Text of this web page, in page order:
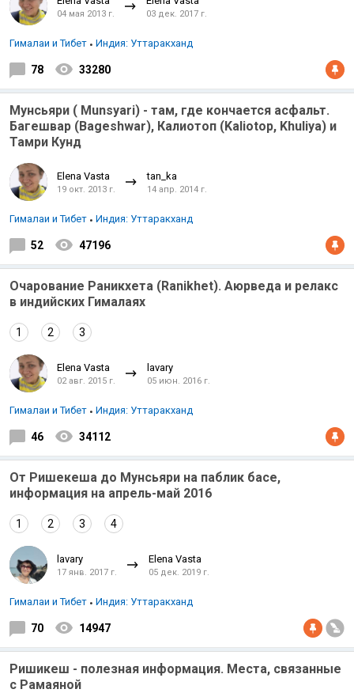
04 мая 2013 г. 03 дек. 2017 г.
Гималаи и Тибет Индия: Уттаракханд
78 33280
Мунсьяри ( Munsyari) - там, где кончается асфальт.
Багешвар (Bageshwar), Калиотоп (Kaliotop, Khuliya) и
Тамри Кунд
Elena Vasta
19 окт. 2013 г.
tan_ka
14 апр. 2014 г.
Гималаи и Тибет Индия: Уттаракханд
52 47196
Очарование Раникхета (Ranikhet). Аюрведа и релакс
в индийских Гималаях
1 2 3
Elena Vasta
02 авг. 2015 г.
lavary
05 июн. 2016 г.
Гималаи и Тибет Индия: Уттаракханд
46 34112
От Ришекеша до Мунсьяри на паблик басе,
информация на апрель-май 2016
1 2 3 4
lavary
17 янв. 2017 г.
Elena Vasta
05 дек. 2019 г.
Гималаи и Тибет Индия: Уттаракханд
70 14947
Ришикеш - полезная информация. Места, связанные
с Рамаяной